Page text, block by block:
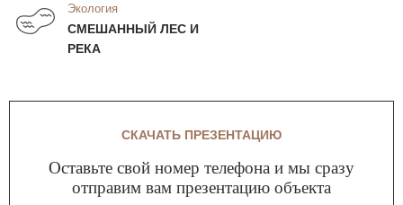
Экология
СМЕШАННЫЙ ЛЕС И
РЕКА
СКАЧАТЬ ПРЕЗЕНТАЦИЮ
Оставьте свой номер телефона и мы сразу
отправим вам презентацию объекта